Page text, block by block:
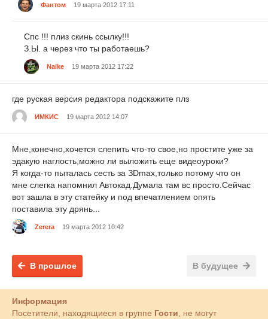
Фантом 19 марта 2012 17:11
Спс !!! плиз скинь ссылку!!!
З.Ы. а через что ты работаешь?
Naike 19 марта 2012 17:22
где руская версия редактора подскажите плз
ИМКИС 19 марта 2012 14:07
Мне,конечно,хочется слепить что-то свое,но простите уже за
эдакую наглость,можно ли выложить еще видеоуроки?
Я когда-то пыталась сесть за ЗDmax,только потому что он
мне слегка напомнил Автокад.Думала там вс просто.Сейчас
вот зашла в эту статейку и под впечатлением опять
поставила эту дрянь...
Zerera 19 марта 2012 10:42
В будущее
В прошлое
Информация
Посетители, находящиеся в группе Гости, не могут